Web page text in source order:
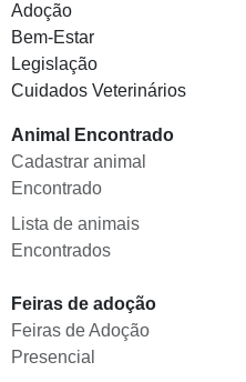
Adoção
Bem-Estar
Legislação
Cuidados Veterinários
Animal Encontrado
Cadastrar animal
Encontrado
Lista de animais
Encontrados
Feiras de adoção
Feiras de Adoção
Presencial